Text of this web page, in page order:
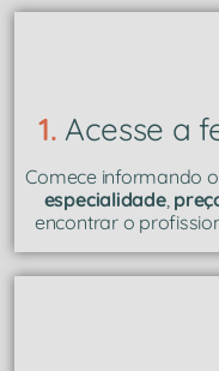
1. Acesse a
Comece informando
especialidade,
encontrar o